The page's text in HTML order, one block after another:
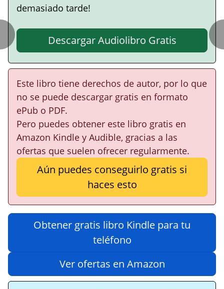
demasiado tarde!
Descargar Audiolibro Gratis
Este libro tiene derechos de autor, por lo que
no se puede descargar gratis en formato
ePub o PDF.
Pero puedes obtener este libro gratis en
Amazon Kindle y Audible, gracias a las
ofertas que suelen ofrecer regularmente.
Aún puedes conseguirlo gratis si
haces esto
Obtener gratis libro Kindle para tu
teléfono
Ver ofertas en Amazon